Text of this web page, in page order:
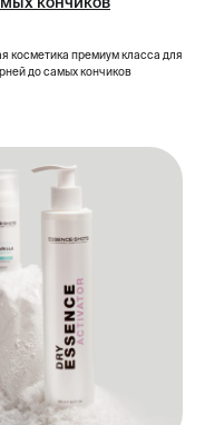
косметика премиум класса для
до самых кончиков